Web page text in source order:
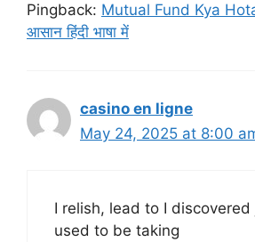
Pingback: Mutual Fund Kya
आसान हिंदी भाषा में
casino en ligne
May 24, 2025 at 8:00
I relish, lead to I
used to be taking